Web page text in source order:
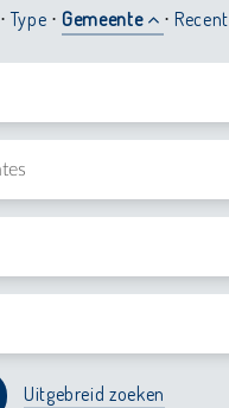
⋅ Type ⋅Gemeente ⋅ Recent
Uitgebreid zoeken